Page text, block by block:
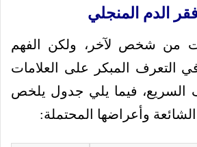
الدم المنجلي
من شخص لآخر، ولكن الفهم
التعرف المبكر على العلامات
السريع، فيما يلي جدول يلخص
وأعراضها المحتملة: